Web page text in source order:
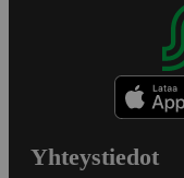
Yhteystiedot